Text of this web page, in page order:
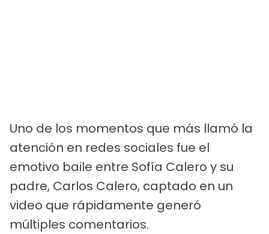
Uno de los momentos que más llamó la
atención en redes sociales fue el
emotivo baile entre Sofía Calero y su
padre, Carlos Calero, captado en un
video que rápidamente generó
múltiples comentarios.